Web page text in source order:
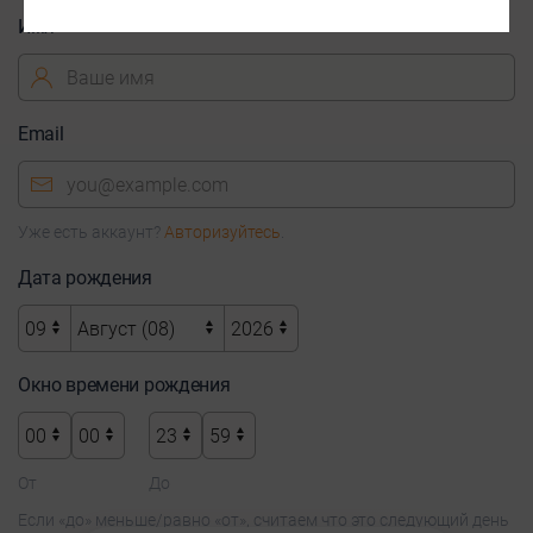
Имя
Email
Уже есть аккаунт? Авторизуйтесь
Дата рождения
Окно времени рождения
От
До
Если «до» меньше/равно «от», считаем что это следующий день